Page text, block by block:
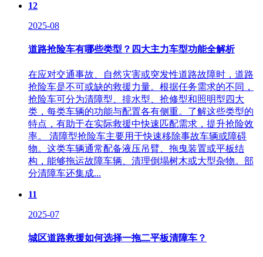
12
2025-08
道路抢险车有哪些类型？四大主力车型功能全解析
在应对交通事故、自然灾害或突发性道路故障时，道路
抢险车是不可或缺的救援力量。根据任务需求的不同，
抢险车可分为清障型、排水型、抢修型和照明型四大
类，每类车辆的功能与配置各有侧重。了解这些类型的
特点，有助于在实际救援中快速匹配需求，提升抢险效
率。 清障型抢险车主要用于快速移除事故车辆或障碍
物。这类车辆通常配备液压吊臂、拖曳装置或平板结
构，能够拖运故障车辆、清理倒塌树木或大型杂物。部
分清障车还集成...
11
2025-07
城区道路救援如何选择一拖二平板清障车？